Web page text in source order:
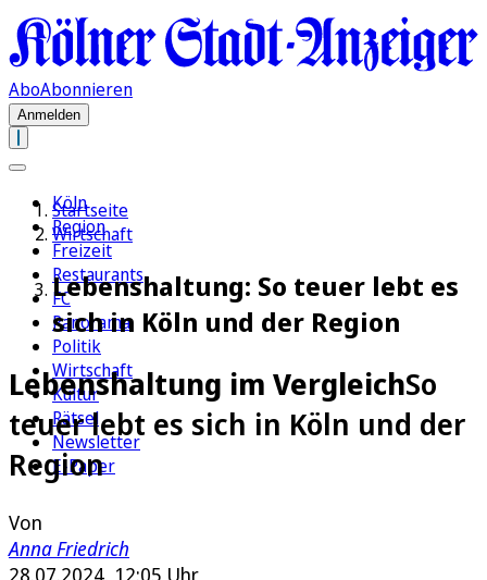
AboAbonnieren
Anmelden
Köln
Region
Freizeit
Restaurants
FC
Panorama
Politik
Wirtschaft
Kultur
Rätsel
Newsletter
E-Paper
Startseite
Wirtschaft
Lebenshaltung: So teuer lebt es
sich in Köln und der Region
Lebenshaltung im VergleichSo
teuer lebt es sich in Köln und der
Region
Von
Anna Friedrich
28.07.2024, 12:05 Uhr